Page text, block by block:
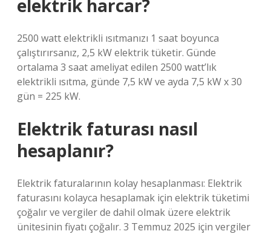
elektrik harcar?
2500 watt elektrikli ısıtmanızı 1 saat boyunca
çalıştırırsanız, 2,5 kW elektrik tüketir. Günde
ortalama 3 saat ameliyat edilen 2500 watt’lık
elektrikli ısıtma, günde 7,5 kW ve ayda 7,5 kW x 30
gün = 225 kW.
Elektrik faturası nasıl
hesaplanır?
Elektrik faturalarının kolay hesaplanması: Elektrik
faturasını kolayca hesaplamak için elektrik tüketimi
çoğalır ve vergiler de dahil olmak üzere elektrik
ünitesinin fiyatı çoğalır. 3 Temmuz 2025 için vergiler